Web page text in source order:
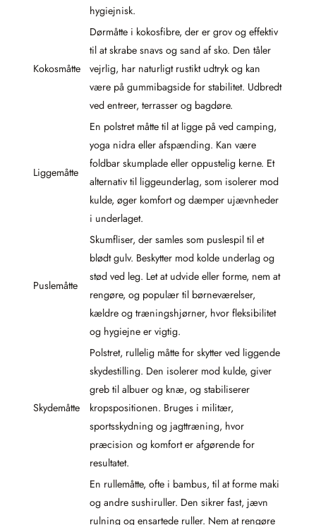
hygiejnisk.
Kokosmåtte
Dørmåtte i kokosfibre, der er grov og effektiv
til at skrabe snavs og sand af sko. Den tåler
vejrlig, har naturligt rustikt udtryk og kan
være på gummibagside for stabilitet. Udbredt
ved entreer, terrasser og bagdøre.
Liggemåtte
En polstret måtte til at ligge på ved camping,
yoga nidra eller afspænding. Kan være
foldbar skumplade eller oppustelig kerne. Et
alternativ til liggeunderlag, som isolerer mod
kulde, øger komfort og dæmper ujævnheder
i underlaget.
Puslemåtte
Skumfliser, der samles som puslespil til et
blødt gulv. Beskytter mod kolde underlag og
stød ved leg. Let at udvide eller forme, nem at
rengøre, og populær til børneværelser,
kældre og træningshjørner, hvor fleksibilitet
og hygiejne er vigtig.
Skydemåtte
Polstret, rullelig måtte for skytter ved liggende
skydestilling. Den isolerer mod kulde, giver
greb til albuer og knæ, og stabiliserer
kropspositionen. Bruges i militær,
sportsskydning og jagttræning, hvor
præcision og komfort er afgørende for
resultatet.
En rullemåtte, ofte i bambus, til at forme maki
og andre sushiruller. Den sikrer fast, jævn
rulning og ensartede ruller. Nem at rengøre